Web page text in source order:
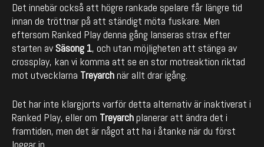
Det innebär också att högre rankade spelare får längre tid
innan de tröttnar på att ständigt möta fuskare. Men
eftersom Ranked Play denna gång lanseras strax efter
starten avSäsong 1, och utan möjligheten att stänga av
crossplay, kan vi komma att se en stor motreaktion riktad
mot utvecklarna Treyarchnär allt drar igång.
Det har inte klargjorts varför detta alternativ är inaktiverat i
Ranked Play, eller om Treyarchplanerar att ändra det i
framtiden, men det är något att ha i åtanke när du först